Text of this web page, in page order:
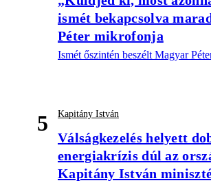
ismét bekapcsolva
Péter mikrofonja
Ismét őszintén beszélt Magyar
5 Kapitány István
Válságkezelés helyett
energiakrízis dúl az
Kapitány István